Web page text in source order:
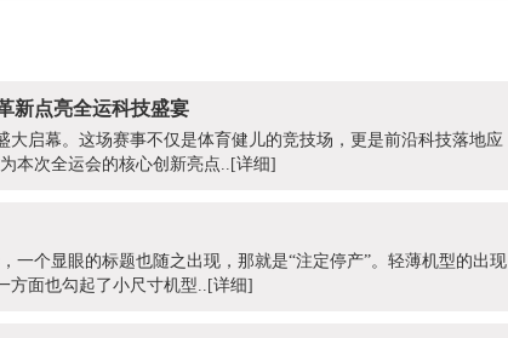
新点亮全运科技盛宴
大启幕。这场赛事不仅是体育健儿的竞技场，更是前沿科技落地应
本次全运会的核心创新亮点.. [详细]
一个显眼的标题也随之出现，那就是“注定停产”。轻薄机型的出现
面也勾起了小尺寸机型.. [详细]